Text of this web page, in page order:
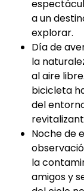
a un
explorar.
Día de
la
al aire
bicicleta
del
Noche de
la
amigos y